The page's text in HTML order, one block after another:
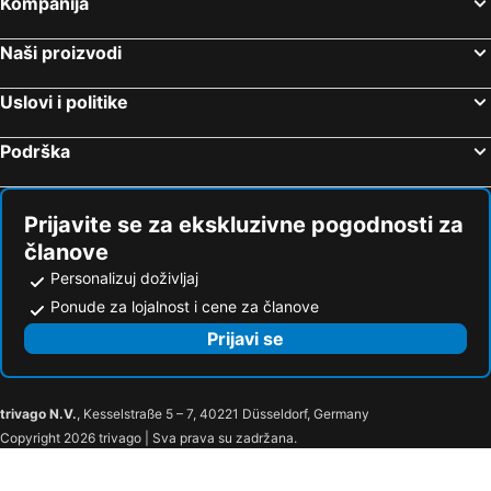
Hoteli Kontokali
Hoteli Arilas
Hoteli Karousades
Hoteli Kalami
Hoteli Vatos
Hoteli Almyros
Naši proizvodi
Uslovi i politike
Podrška
Prijavite se za ekskluzivne pogodnosti za
članove
Personalizuj doživljaj
Ponude za lojalnost i cene za članove
Prijavi se
trivago N.V., Kesselstraße 5 – 7, 40221 Düsseldorf, Germany
Copyright 2026 trivago | Sva prava su zadržana.